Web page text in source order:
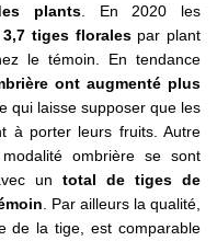
plants. En 2020 les
3,7 tiges floralespar plant
le témoin. En tendance
ont augmenté plus
qui laisse supposer que les
à porter leurs fruits. Autre
ombrière se sont
un total de tiges de
. Par ailleurs la qualité,
de la tige, est comparable